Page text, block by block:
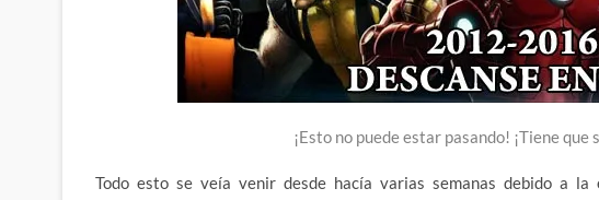
¡Esto no puede estar pasando! ¡Tiene que
Todo esto se veía venir desde hacía varias semanas debido a la